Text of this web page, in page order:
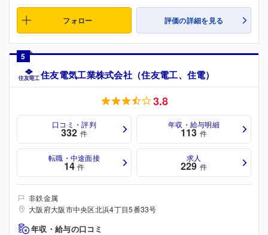
フォロー 評価の詳細を見る
5
住友電気工業株式会社（住友電工、住電）
3.8
口コミ・評判
332 件
年収・給与明細
113 件
転職・中途面接
14 件
求人
229 件
非鉄金属
大阪府大阪市中央区北浜4丁目5番33号
年収・給与の口コミ